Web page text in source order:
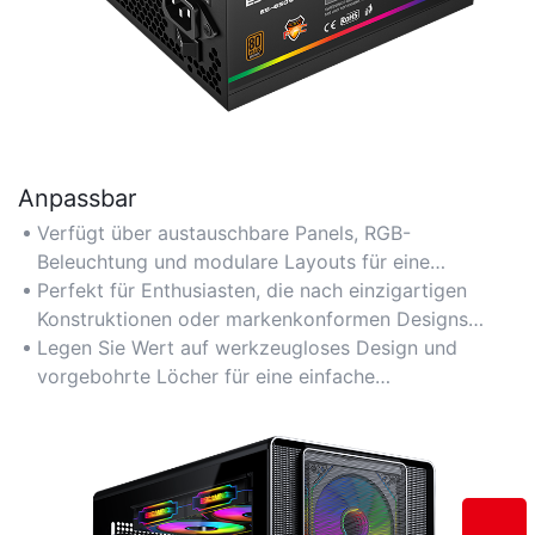
Anpassbar
Verfügt über austauschbare Panels, RGB-
Beleuchtung und modulare Layouts für eine
personalisierte Ästhetik.
Perfekt für Enthusiasten, die nach einzigartigen
Konstruktionen oder markenkonformen Designs
suchen.
Legen Sie Wert auf werkzeugloses Design und
vorgebohrte Löcher für eine einfache